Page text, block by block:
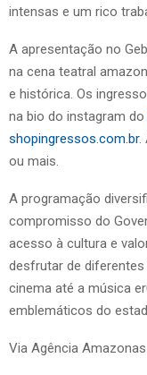
intensas e um rico
A apresentação no
na cena teatral
e histórica. Os
na bio do instagram do
shopingressos.com.br.
ou mais.
A programação
compromisso do
acesso à cultura e
desfrutar de
cinema até a música
emblemáticos do
Via Agência Amazonas